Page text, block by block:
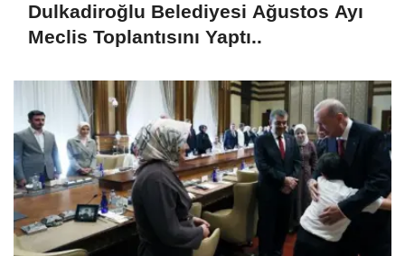
Dulkadiroğlu Belediyesi Ağustos Ayı
Meclis Toplantısını Yaptı..